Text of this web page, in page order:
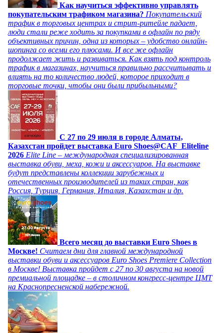
Как научиться эффективно управлять
покупательским трафиком магазина? Покупательский
трафик в торговых центрах и стрит-ритейле падает,
люди стали реже ходить за покупками в офлайн по ряду
объективных причин, одна из которых – удобство онлайн-
шопинга со всеми его плюсами. И все же офлайн
продолжает жить и развиваться. Как взять под контроль
трафик в магазинах, научиться правильно рассчитывать и
влиять на то количество людей, которое приходит в
торговые точки, чтобы они были прибыльными?
C 27 по 29 июля в городе Алматы,
Казахстан пройдет выставка Euro Shoes@CAF_Eliteline
2026 Elite Line – международная специализированная
выставка обуви, меха, кожи и аксессуаров. На выставке
будут представлены коллекции зарубежных и
отечественных производителей из таких стран, как
Россия, Турция, Германия, Италия, Казахстан и др.
Всего месяц до выставки Euro Shoes в
Москве! Считаем дни для главной международной
выставки обуви и аксессуаров Euro Shoes Premiere Collection
в Москве! Выставка пройдет с 27 по 30 августа на новой
премиальной площадке – в столичном конгресс-центре ЦМТ
на Краснопресненской набережной.